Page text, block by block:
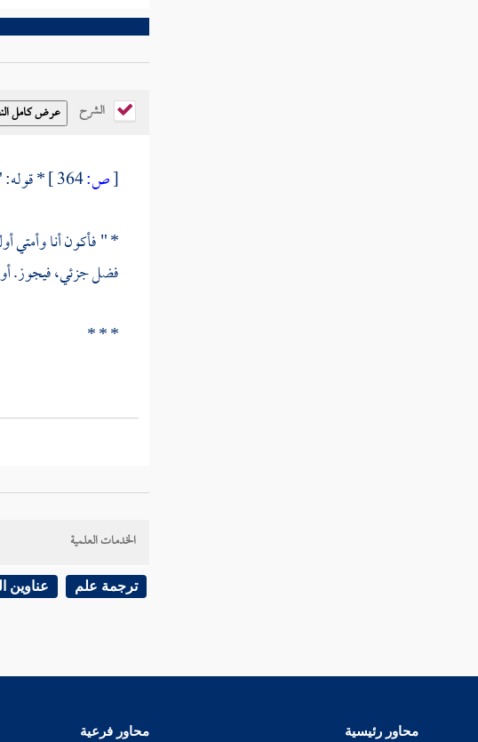
الشرح
[ص:
* قوله:
* " فأكون أنا وأمتي
فضل جزئي، فيجوز. أو
* * *
الخدمات العلمية
ترجمة علم عناوين
محاور رئيسية محاور فرعية